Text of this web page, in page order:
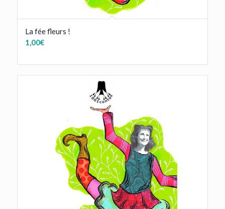
La fée fleurs !
1,00€